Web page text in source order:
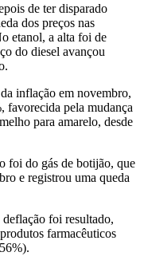
de ter disparado
dos preços nas
etanol, a alta foi de
do diesel avançou
inflação em novembro,
favorecida pela mudança
para amarelo, desde
foi do gás de botijão, que
e registrou uma queda
deflação foi resultado,
farmacêuticos